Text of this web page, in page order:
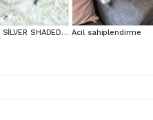
MUHTEŞEM SİLVER SHADED SCOTTİSH FOLD Acil sahiplendirme